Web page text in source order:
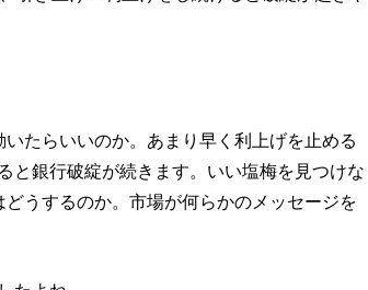
たらいいのか。あまり早く利上げを止める
と銀行破綻が続きます。いい塩梅を見つけな
うするのか。市場が何らかのメッセージを